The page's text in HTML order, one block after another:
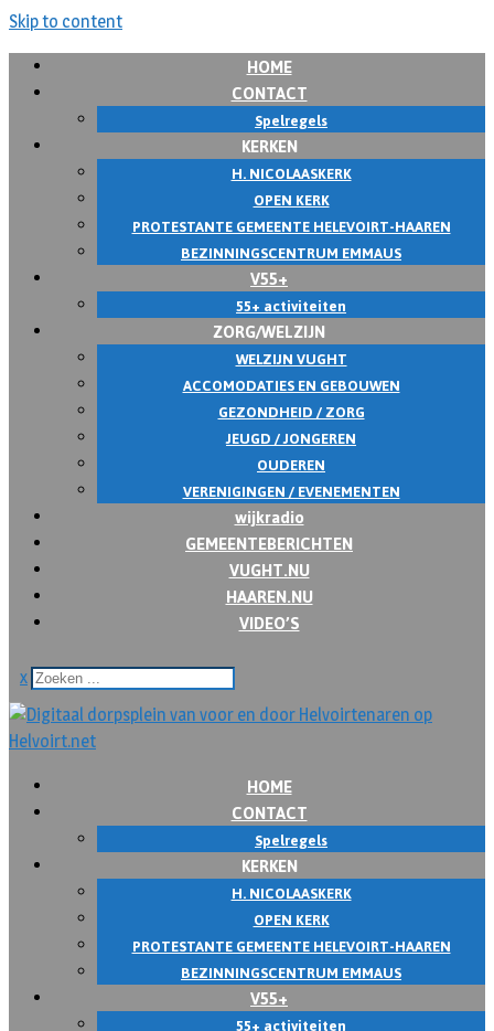
Skip to content
HOME
CONTACT
Spelregels
KERKEN
H. NICOLAASKERK
OPEN KERK
PROTESTANTE GEMEENTE HELEVOIRT-HAAREN
BEZINNINGSCENTRUM EMMAUS
V55+
55+ activiteiten
ZORG/WELZIJN
WELZIJN VUGHT
ACCOMODATIES EN GEBOUWEN
GEZONDHEID / ZORG
JEUGD / JONGEREN
OUDEREN
VERENIGINGEN / EVENEMENTEN
wijkradio
GEMEENTEBERICHTEN
VUGHT.NU
HAAREN.NU
VIDEO’S
x
HOME
CONTACT
Spelregels
KERKEN
H. NICOLAASKERK
OPEN KERK
PROTESTANTE GEMEENTE HELEVOIRT-HAAREN
BEZINNINGSCENTRUM EMMAUS
V55+
55+ activiteiten